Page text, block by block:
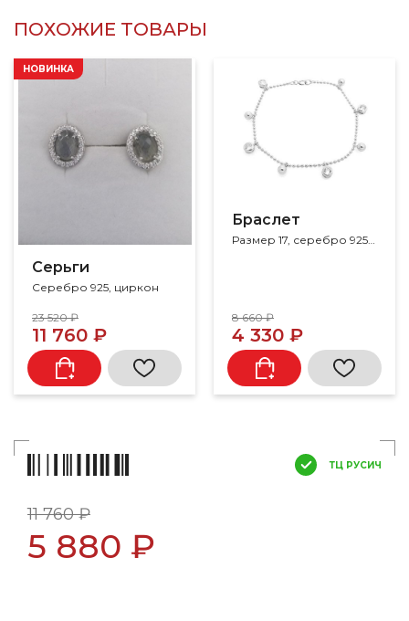
ПОХОЖИЕ ТОВАРЫ
Серьги
Серебро 925, циркон
НОВИНКА
23 520 ₽
11 760 ₽
Браслет
Размер 17, серебро 925, циркон
8 660 ₽
4 330 ₽
ТЦ РУСИЧ
11 760 ₽
5 880 ₽